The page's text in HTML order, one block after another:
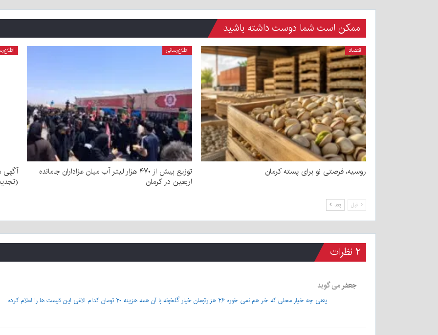
ممکن است شما دوست داشته باشید
اقتصاد
روسیه، فرصتی نو برای پسته کرمان
اطلاع‌رسانی
توزیع بیش از ۴۷۰ هزار لیتر آب میان عزاداران جامانده
اربعین در کرمان
قبل بعد
۲ نظرات
جعفر می گوید
یعنی چه.خیار محلی که خر هم نمی خوره ۲۶ هزارتومان.خیار گلخونه با آن همه هزینه ۲۰ تومان.کدام الاغی این قیمت ها را اعلام کرده